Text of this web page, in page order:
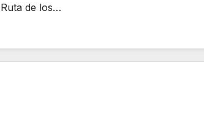
Ruta de los…